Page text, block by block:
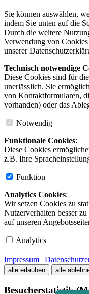
Sie können auswählen,
indem Sie unten auf die
Durch die weitere
Verwendung von
unserer
Technisch notwendige
Diese Cookies sind für
unerlässlich. Sie
von Kontaktformularen,
vorhanden) oder das
Notwendig
Funktionale Cookies:
Diese Cookies
z.B. Ihre
Funktion
Analytics Cookies:
Wir setzen Cookies zu
Nutzerverhalten besser
auf unseren
Analytics
Impressum |
alle erlauben alle
Besucherstatistik